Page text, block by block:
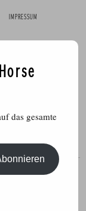
IMPRESSUM
das gesamte